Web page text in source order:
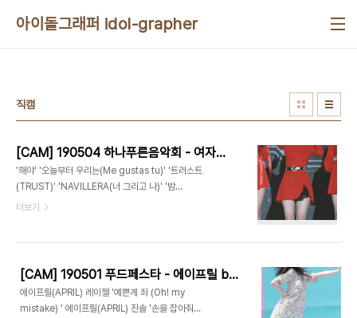
아이돌그래퍼 idol-grapher
직캠
[CAM] 190504 하나푸른음악회 - 여자친구 은하 by Harry
'해야' '오늘부터 우리는(Me gustas tu)' '트러스트
(TRUST)' 'NAVILLERA(너 그리고 나)' '밤
(Time for the moon night)' "인사 토크" "사행
더보기
[CAM] 190501 푸드페스타 - 에이프릴 by Harry
에이프릴(APRIL) 레이첼 '예쁜게 죄 (Oh! my
mistake) ' 에이프릴(APRIL) 진솔 '손을 잡아줘